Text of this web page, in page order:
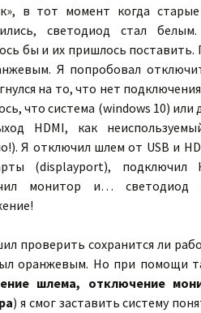
в тот момент когда
светодиод стал
бы и их пришлось поставить.
Я попробовал
на то, что нет
что система (windows 10)
HDMI, как
Я отключил шлем от USB и
(displayport), подключил
монитор и…
проверить сохранится ли
оранжевым. Но при помощи
шлема, отключение
) я смог заставить систему